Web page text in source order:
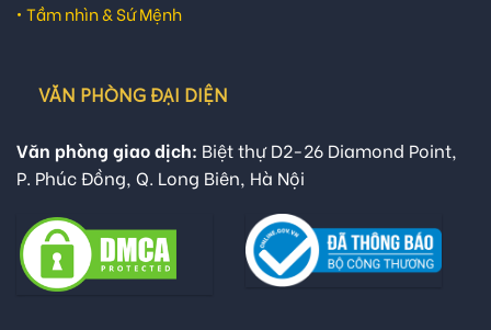
• Tầm nhìn & Sứ Mệnh
VĂN PHÒNG ĐẠI DIỆN
Văn phòng giao dịch: Biệt thự D2-26 Diamond Point,
P. Phúc Đồng, Q. Long Biên, Hà Nội